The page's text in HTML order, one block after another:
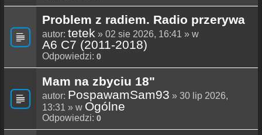
Problem z radiem. Radio przerywa
autor: tetek » 02 sie 2026, 16:41 » w
A6 C7 (2011-2018)
Odpowiedzi: 0
Mam na zbyciu 18"
autor: PospawamSam93 » 30 lip 2026,
13:31 » w Ogólne
Odpowiedzi: 0